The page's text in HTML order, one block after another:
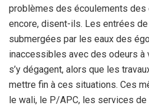
problèmes des écoulements des
encore, disent-ils. Les entrées
submergées par les eaux des
inaccessibles avec des odeurs à
s’y dégagent, alors que les
mettre fin à ces situations. Ces
le wali, le P/APC, les services de